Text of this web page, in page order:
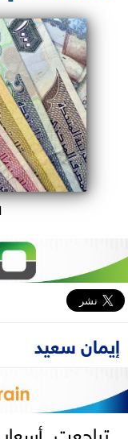
إيمان سعيد
تراجعت أسعار